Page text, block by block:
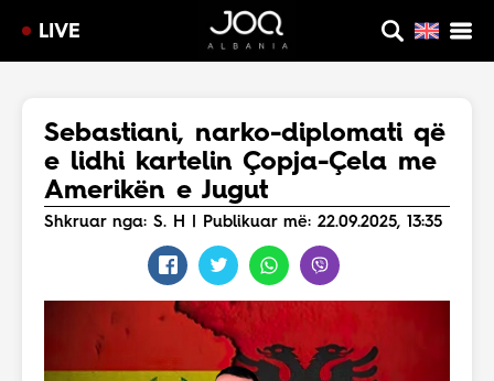
LIVE
Sebastiani, narko-diplomati që
e lidhi kartelin Çopja-Çela me
Amerikën e Jugut
Shkruar nga: S. H | Publikuar më: 22.09.2025, 13:35